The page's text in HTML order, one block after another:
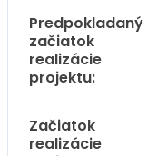
Predpokladaný
začiatok
realizácie
projektu:
Začiatok
realizácie